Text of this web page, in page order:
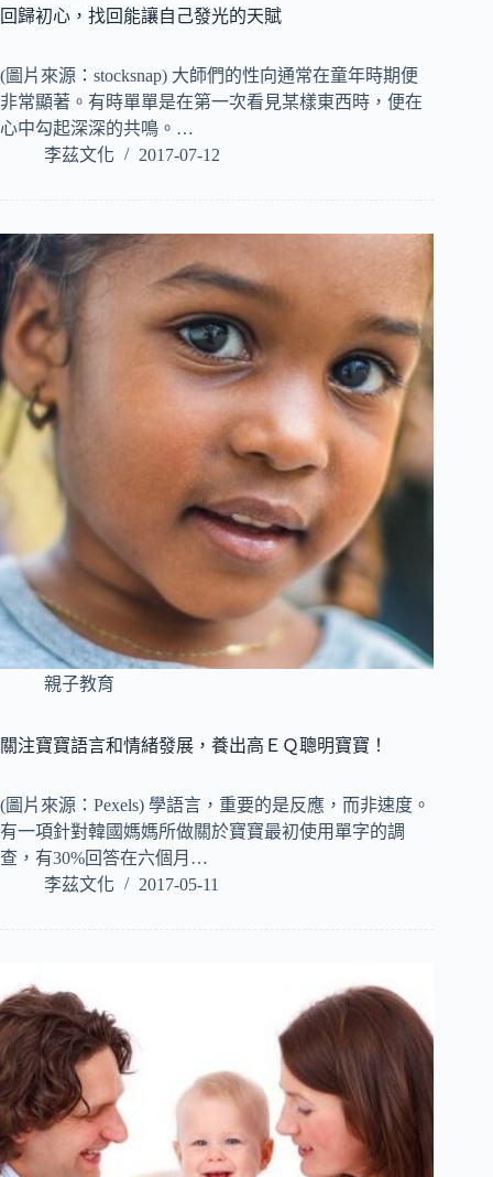
回歸初心，找回能讓自己發光的天賦
(圖片來源：stocksnap) 大師們的性向通常在童年時期便
非常顯著。有時單單是在第一次看見某樣東西時，便在
心中勾起深深的共鳴。…
李茲文化
2017-07-12
親子教育
關注寶寶語言和情緒發展，養出高ＥＱ聰明寶寶！
(圖片來源：Pexels) 學語言，重要的是反應，而非速度。
有一項針對韓國媽媽所做關於寶寶最初使用單字的調
查，有30%回答在六個月…
李茲文化
2017-05-11